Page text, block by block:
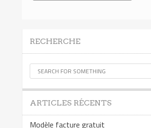
RECHERCHE
ARTICLES RÉCENTS
Modèle facture gratuit